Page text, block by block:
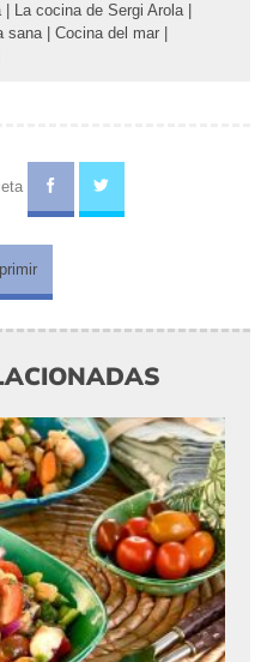
| La cocina de Sergi Arola|
sana| Cocina del mar